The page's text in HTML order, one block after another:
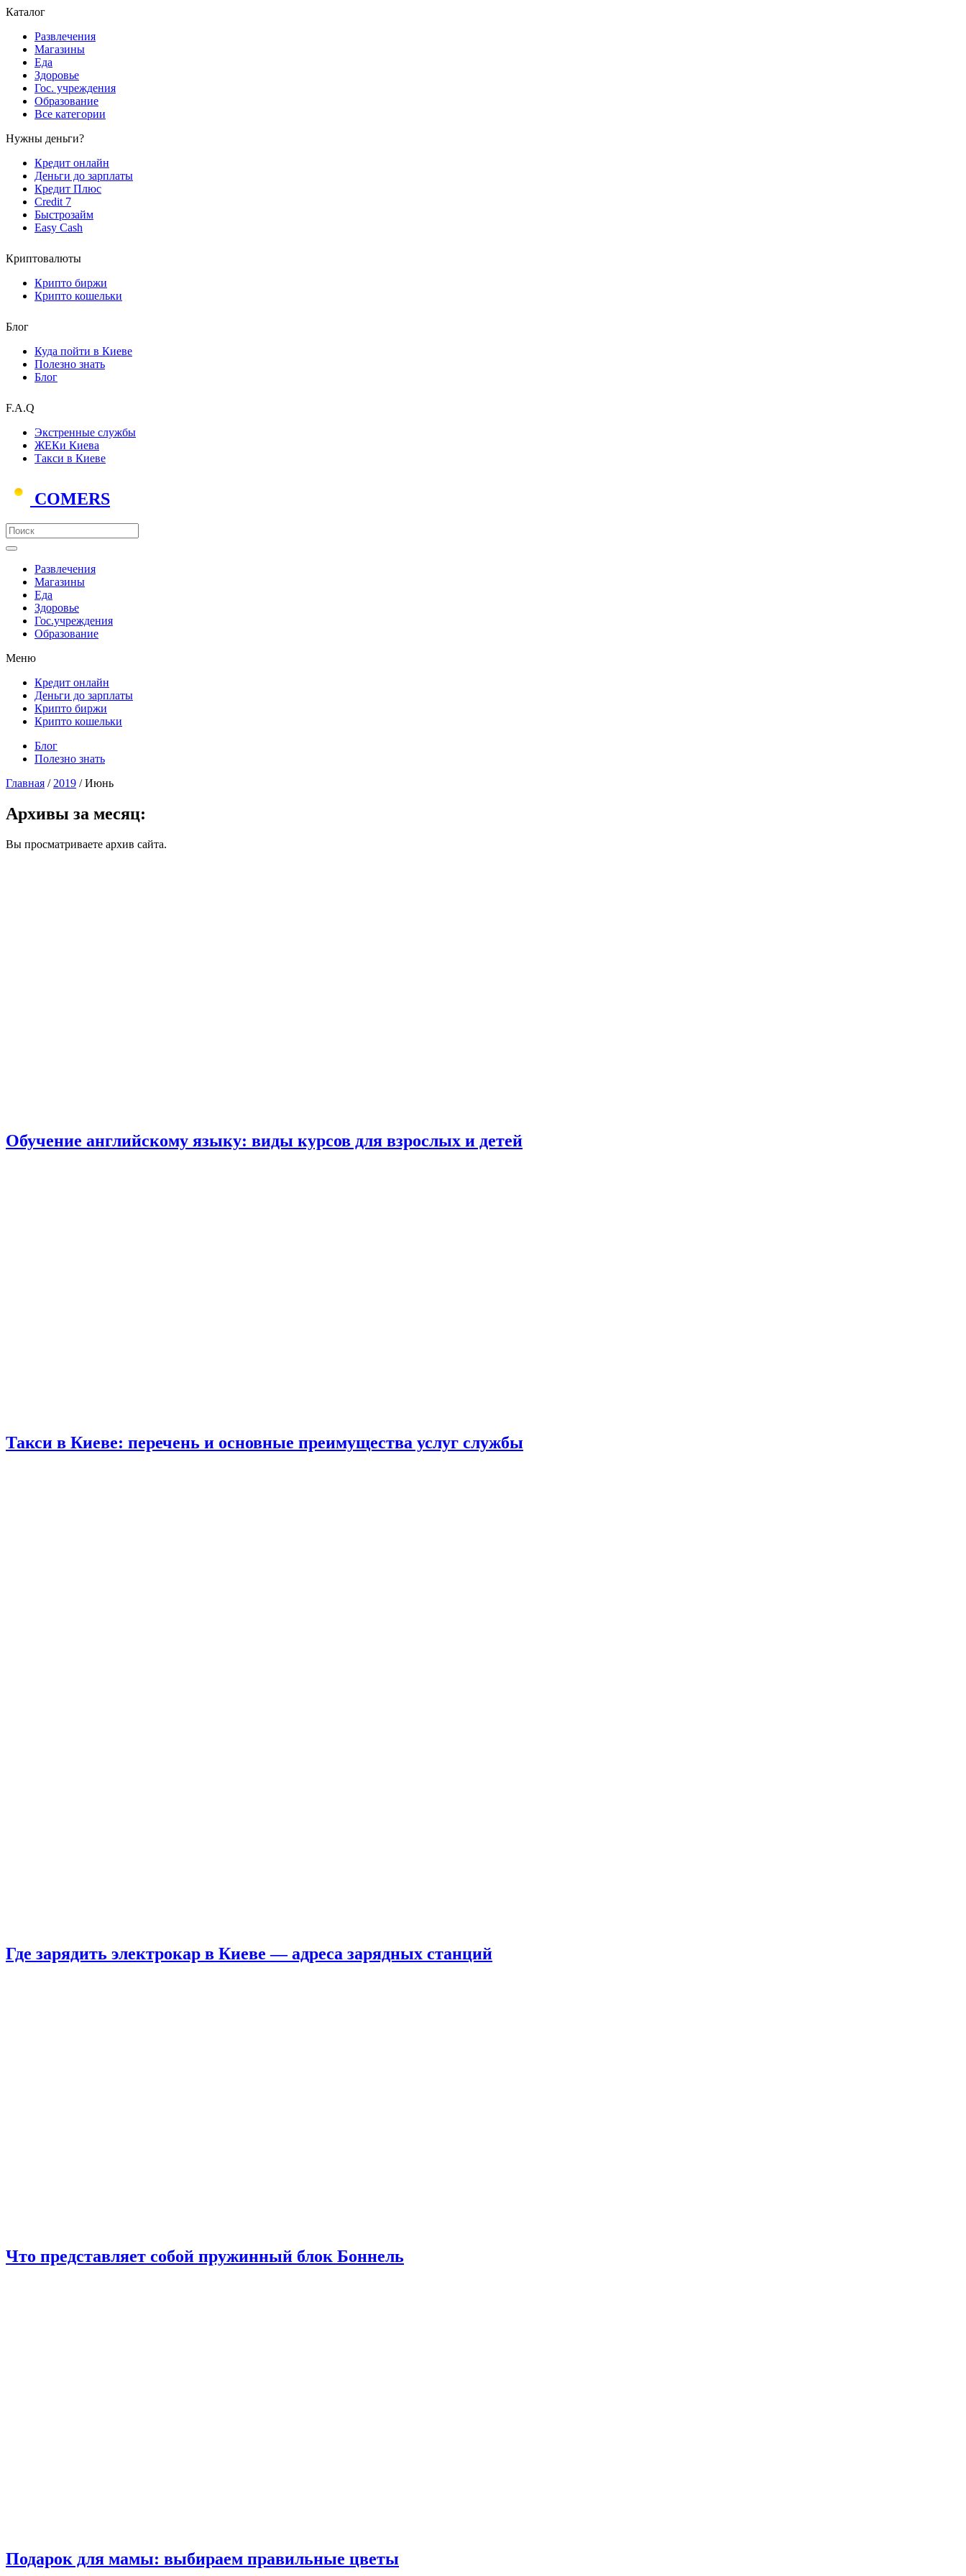
Каталог
Развлечения
Магазины
Еда
Здоровье
Гос. учреждения
Образование
Все категории
Нужны деньги?
Кредит онлайн
Деньги до зарплаты
Кредит Плюс
Credit 7
Быстрозайм
Easy Cash
Криптовалюты
Крипто биржи
Крипто кошельки
Блог
Куда пойти в Киеве
Полезно знать
Блог
F.A.Q
Экстренные службы
ЖЕКи Киева
Такси в Киеве
COMERS
Развлечения
Магазины
Еда
Здоровье
Гос.учреждения
Образование
Меню
Кредит онлайн
Деньги до зарплаты
Крипто биржи
Крипто кошельки
Блог
Полезно знать
Главная / 2019 / Июнь
Архивы за месяц:
Вы просматриваете архив сайта.
Обучение английскому языку: виды курсов для взрослых и детей
Такси в Киеве: перечень и основные преимущества услуг службы
Где зарядить электрокар в Киеве — адреса зарядных станций
Что представляет собой пружинный блок Боннель
Подарок для мамы: выбираем правильные цветы